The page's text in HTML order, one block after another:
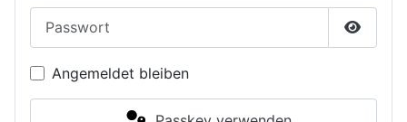
Angemeldet bleiben